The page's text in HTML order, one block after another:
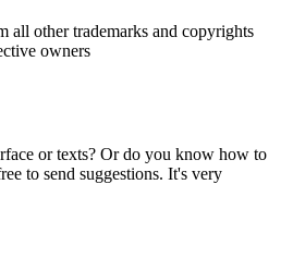
other trademarks and copyrights
owners
or texts? Or do you know how to
to send suggestions. It's very